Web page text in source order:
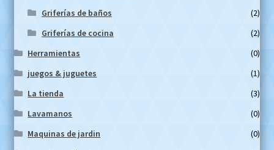
Griferías de baños
(2)
Griferías de cocina
(2)
Herramientas
(0)
juegos & juguetes
(1)
La tienda
(3)
Lavamanos
(0)
Maquinas de jardin
(0)